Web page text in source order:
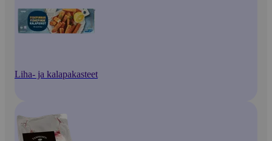
Liha- ja kalapakasteet